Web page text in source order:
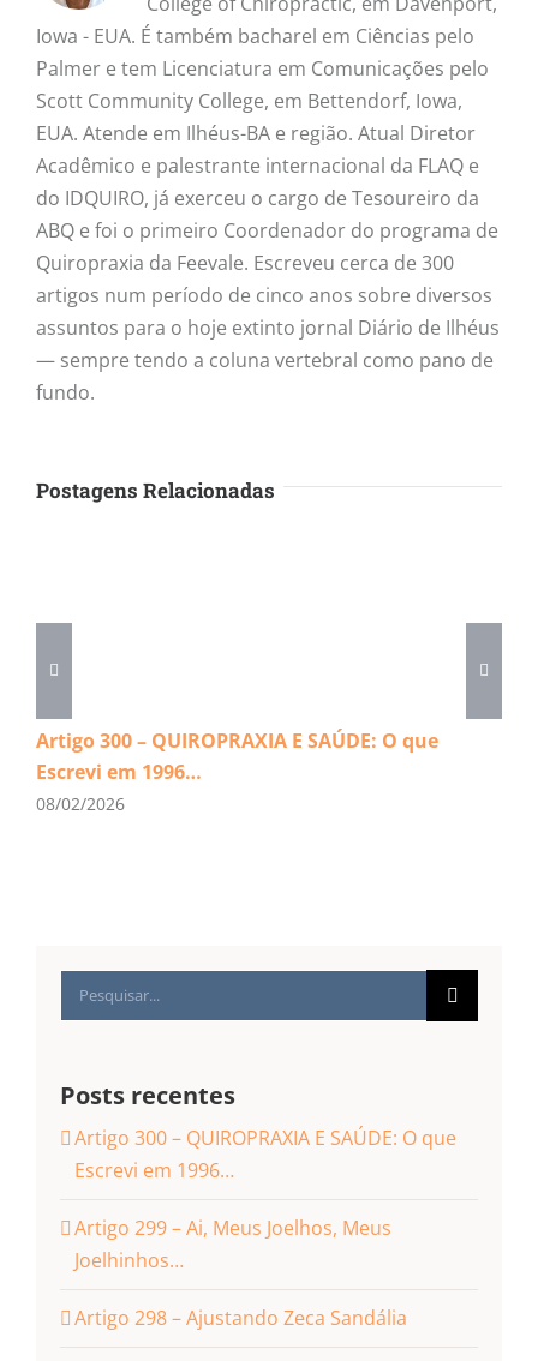
Iowa - EUA. É também bacharel em Ciências pelo
Palmer e tem Licenciatura em Comunicações pelo
Scott Community College, em Bettendorf, Iowa,
EUA. Atende em Ilhéus-BA e região. Atual Diretor
Acadêmico e palestrante internacional da FLAQ e
do IDQUIRO, já exerceu o cargo de Tesoureiro da
ABQ e foi o primeiro Coordenador do programa de
Quiropraxia da Feevale. Escreveu cerca de 300
artigos num período de cinco anos sobre diversos
assuntos para o hoje extinto jornal Diário de Ilhéus
— sempre tendo a coluna vertebral como pano de
fundo.
Postagens Relacionadas
Artigo 300 – QUIROPRAXIA E SAÚDE: O que
Escrevi em 1996…
08/02/2026
Buscar
resultados
Posts recentes
Artigo 300 – QUIROPRAXIA E SAÚDE: O que
Escrevi em 1996…
Artigo 299 – Ai, Meus Joelhos, Meus
Joelhinhos…
Artigo 298 – Ajustando Zeca Sandália